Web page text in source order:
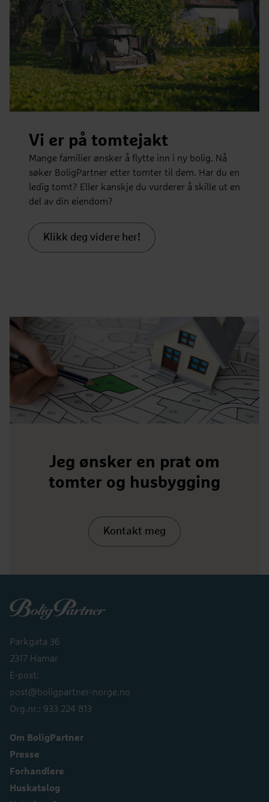
Vi er på tomtejakt
Mange familier ønsker å flytte inn i ny bolig. Nå
søker BoligPartner etter tomter til dem. Har du en
ledig tomt? Eller kanskje du vurderer å skille ut en
del av din eiendom?
Klikk deg videre her!
Jeg ønsker en prat om
tomter og husbygging
Kontakt meg
Boligpartner
Parkgata 36
2317 Hamar
E-post:
post@boligpartner-norge.no
Org.nr.: 933 224 813
Om BoligPartner
Presse
Forhandlere
Huskatalog